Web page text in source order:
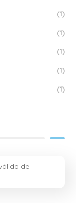
(1)
(1)
(1)
(1)
(1)
del